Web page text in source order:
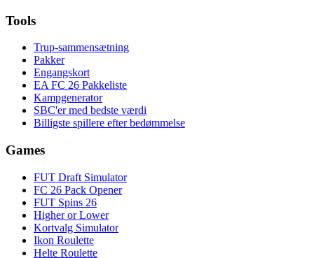
Tools
Trup-sammensætning
Pakker
Engangskort
EA FC 26 Pakkeliste
Kampgenerator
SBC'er med bedste værdi
Billigste spillere efter bedømmelse
Games
FUT Draft Simulator
FC 26 Pack Opener
FUT Spins 26
Higher or Lower
Kortvalg Simulator
Ikon Roulette
Helte Roulette